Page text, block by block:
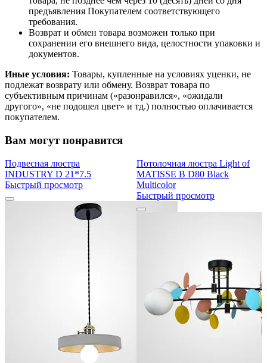
предъявления Покупателем соответствующего
требования.
Возврат и обмен товара возможен только при
сохранении его внешнего вида, целостности упаковки и
документов.
Иные условия: Товары, купленные на условиях уценки, не
подлежат возврату или обмену. Возврат товара по
субъективным причинам («разонравился», «ожидали
другого», «не подошел цвет» и тд.) полностью оплачивается
покупателем.
Вам могут понравится
Подвесная люстра
INDUSTRY D 21*7.5
Быстрый просмотр
Потолочная люстра Light of
MATISSE B D80 Black
Multicolor
Быстрый просмотр